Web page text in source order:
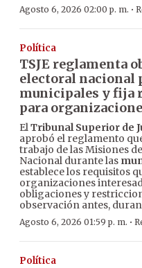
Agosto 6, 2026 02:00 p. m. ·
Política
TSJE reglamenta
electoral nacional
municipales y fija
para
ElTribunal Superior de
aprobó el reglamento
trabajo de las Misiones
Nacional durante las
establece los requisitos
organizaciones
obligaciones y
observación antes,
Agosto 6, 2026 01:59 p. m. ·
Política